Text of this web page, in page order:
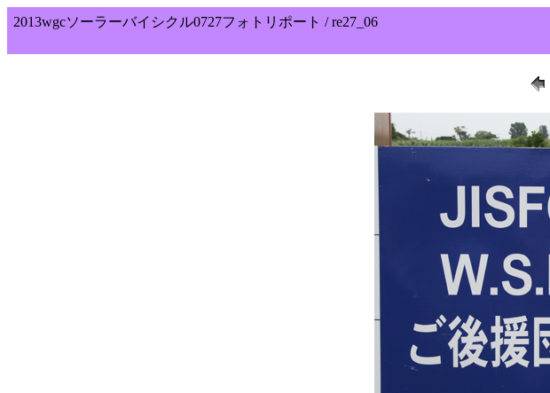
2013wgcソーラーバイシクル0727フォトリポート / re27_06